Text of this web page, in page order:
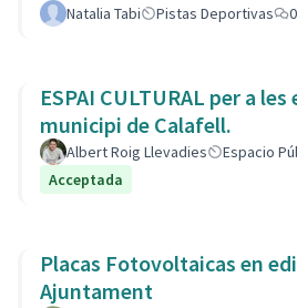
Natalia Tabi Pistas Deportivas 0
ESPAI CULTURAL per a
municipi de Calafell.
Albert Roig Llevadies Espacio
Acceptada
Placas Fotovoltaicas en
Ajuntament